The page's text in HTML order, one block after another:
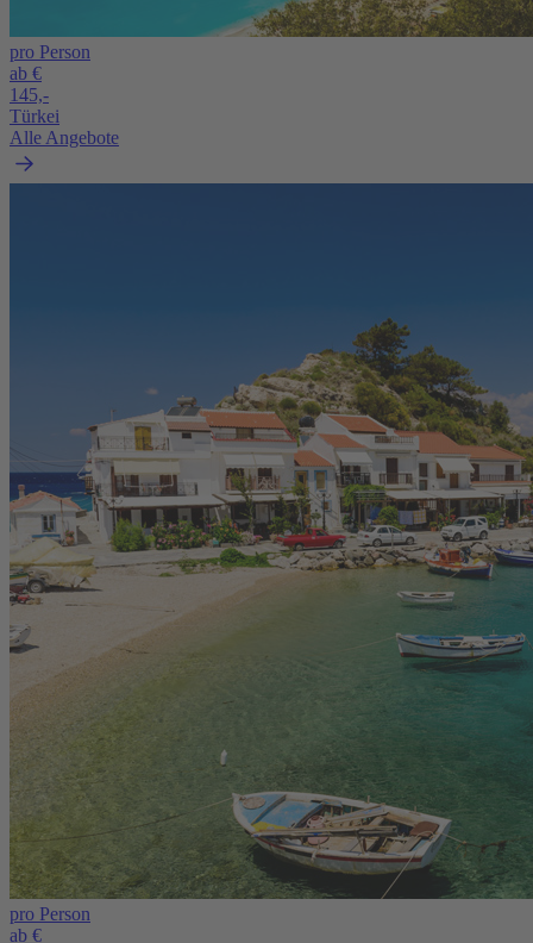
pro Person
ab €
145,-
Türkei
Alle Angebote
pro Person
ab €